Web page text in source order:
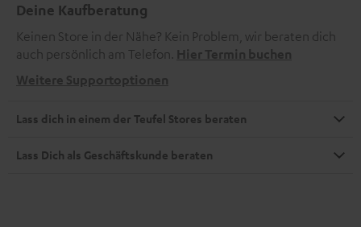
Deine Kaufberatung
Keinen Store in der Nähe? Kein Problem, wir beraten dich
auch persönlich am Telefon. Hier Termin buchen
Weitere Supportoptionen
Lass dich in einem der Teufel Stores beraten
Lass Dich als Geschäftskunde beraten